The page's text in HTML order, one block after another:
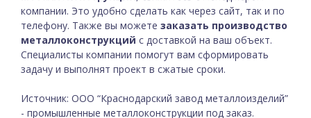
компании. Это удобно сделать как через сайт, так и по
телефону. Также вы можете заказать производство
металлоконструкций с доставкой на ваш объект.
Специалисты компании помогут вам сформировать
задачу и выполнят проект в сжатые сроки.
Источник: ООО “Краснодарский завод металлоизделий”
- промышленные металлоконструкции под заказ.